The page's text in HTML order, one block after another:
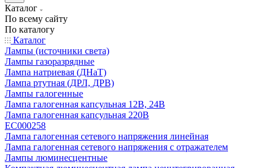
Каталог
По всему сайту
По каталогу
Каталог
Лампы (источники света)
Лампы газоразрядные
Лампа натриевая (ДНаТ)
Лампа ртутная (ДРЛ, ДРВ)
Лампы галогенные
Лампа галогенная капсульная 12В, 24В
Лампа галогенная капсульная 220В
EC000258
Лампа галогенная сетевого напряжения линейная
Лампа галогенная сетевого напряжения с отражателем
Лампы люминесцентные